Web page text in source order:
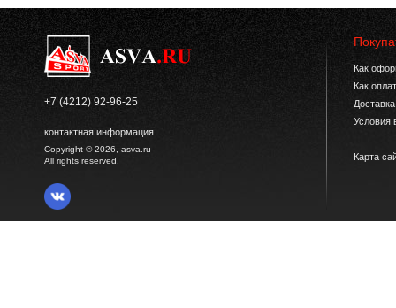
+7 (4212) 92-96-25
контактная информация
Copyright © 2026, asva.ru
All rights reserved.
Как
Как
Условия
Карта